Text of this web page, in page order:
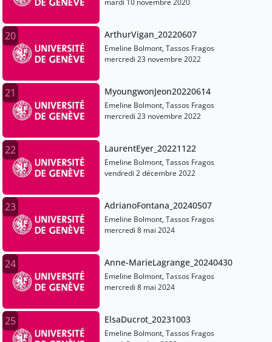
mardi 10 novembre 2020
20 ArthurVigan_20220607
Emeline Bolmont, Tassos Fragos
mercredi 23 novembre 2022
21 MyoungwonJeon20220614
Emeline Bolmont, Tassos Fragos
mercredi 23 novembre 2022
22 LaurentEyer_20221122
Emeline Bolmont, Tassos Fragos
vendredi 2 décembre 2022
23 AdrianoFontana_20240507
Emeline Bolmont, Tassos Fragos
mercredi 8 mai 2024
24 Anne-MarieLagrange_20240430
Emeline Bolmont, Tassos Fragos
mercredi 8 mai 2024
25 ElsaDucrot_20231003
Emeline Bolmont, Tassos Fragos